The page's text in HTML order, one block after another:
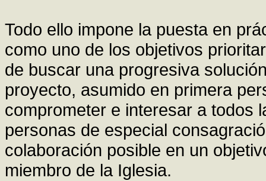
Todo ello impone la puesta en
como uno de los objetivos
de buscar una progresiva
proyecto, asumido en primera
comprometer e interesar a todos
personas de especial
colaboración posible en un
miembro de la Iglesia.